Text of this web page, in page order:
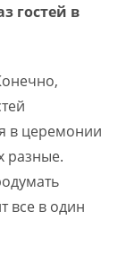
гостей в
в церемонии
разные.
все в один